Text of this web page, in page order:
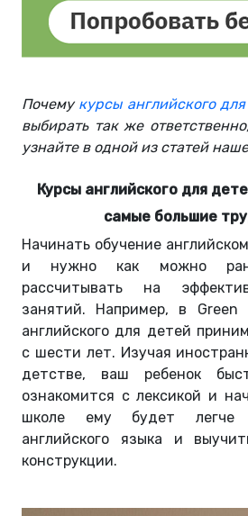
Почему курсы английского
выбирать так же
узнайте в одной из статей
Курсы английского для
самые большие
Начинать обучение
и нужно как можно
рассчитывать на
занятий. Например, в
английского для детей
с шести лет. Изучая
детстве, ваш ребенок
ознакомится с лексикой и
школе ему будет легче
английского языка и
конструкции.